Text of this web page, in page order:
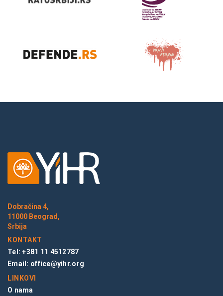
Dobračina 4,
11000 Beograd,
Srbija
KONTAKT
Tel: +381 11 4512787
Email: office@yihr.org
LINKOVI
O nama